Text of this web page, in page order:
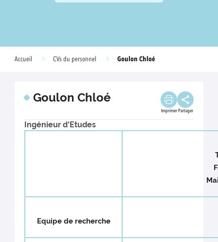
Accueil CVs du personnel Goulon Chloé
Goulon Chloé
Imprimer Partager
Ingénieur d'Etudes
Equipe de recherche